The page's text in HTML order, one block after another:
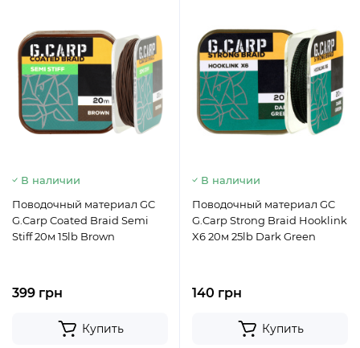
В наличии
Поводочный материал GC
G.Carp Coated Braid Semi
Stiff 20м 15lb Brown
399 грн
Купить
В наличии
Поводочный материал GC
G.Carp Strong Braid Hooklink
X6 20м 25lb Dark Green
140 грн
Купить